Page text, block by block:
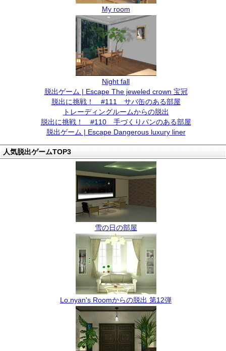
My room
Night fall
脱出ゲーム | Escape The jeweled crown 宝冠
脱出に挑戦！ #111 サバ缶のある部屋
トレーディングルームからの脱出
脱出に挑戦！ #110 手づくりパンのある部屋
脱出ゲーム | Escape Dangerous luxury liner
人気脱出ゲームTOP3
雪の日の部屋
Lo.nyan's Roomからの脱出 第12弾